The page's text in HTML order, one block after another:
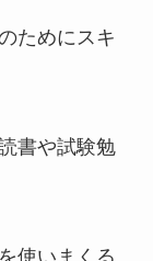
ためにスキ
書や試験勉
使いまくる